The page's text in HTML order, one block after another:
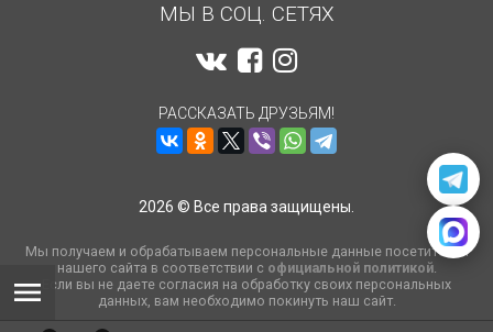
МЫ В СОЦ. СЕТЯХ
РАССКАЗАТЬ ДРУЗЬЯМ!
2026 © Все права защищены.
Мы получаем и обрабатываем персональные данные посетителей
нашего сайта в соответствии с официальной политикой.
Если вы не даете согласия на обработку своих персональных
данных, вам необходимо покинуть наш сайт.